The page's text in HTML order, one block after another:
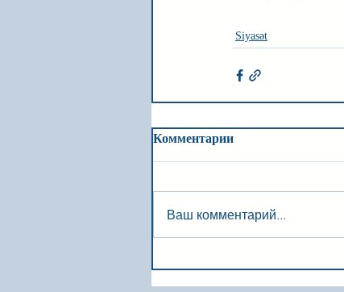
Siyasət
Комментарии
Ваш комментарий...